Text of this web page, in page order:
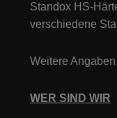
Standox HS-
verschiedene
Weitere
WER SIND WIR